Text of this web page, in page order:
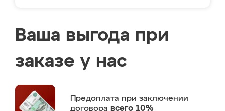
Ваша выгода при
заказе у нас
Предоплата при заключении
договора всего 10%